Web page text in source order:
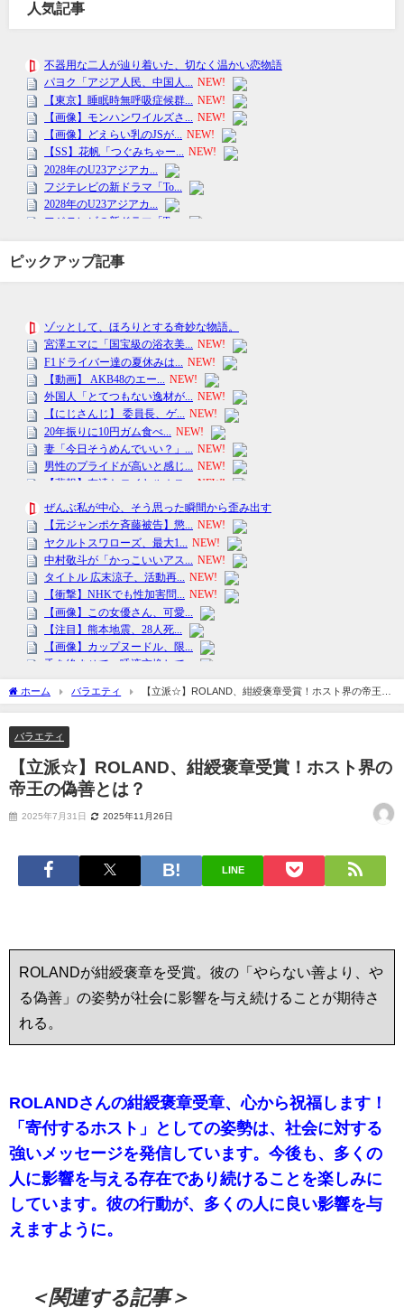
人気記事
ピックアップ記事
ホーム バラエティ
【立派☆】ROLAND、紺綬褒章受賞！ホスト界の帝王の
偽善とは？
バラエティ
【立派☆】ROLAND、紺綬褒章受賞！ホスト界の
帝王の偽善とは？
2025年7月31日 2025年11月26日
LINE
ROLANDが紺綬褒章を受賞。彼の「やらない善より、や
る偽善」の姿勢が社会に影響を与え続けることが期待さ
れる。
ROLANDさんの紺綬褒章受章、心から祝福します！
「寄付するホスト」としての姿勢は、社会に対する
強いメッセージを発信しています。今後も、多くの
人に影響を与える存在であり続けることを楽しみに
しています。彼の行動が、多くの人に良い影響を与
えますように。
＜関連する記事＞